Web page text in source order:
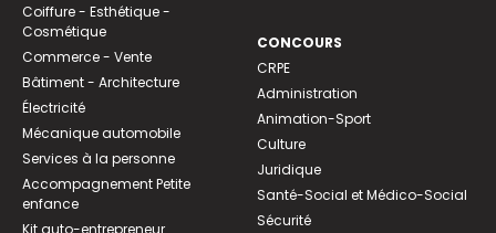
Coiffure - Esthétique -
Cosmétique
Commerce - Vente
Bâtiment - Architecture
Électricité
Mécanique automobile
Services à la personne
Accompagnement Petite
enfance
Kit auto-entrepreneur
CONCOURS
CRPE
Administration
Animation-Sport
Culture
Juridique
Santé-Social et Médico-Social
Sécurité